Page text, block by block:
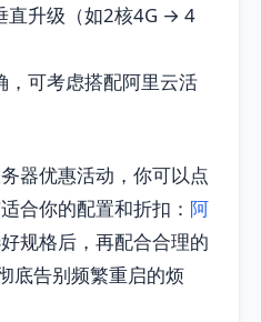
直升级（如2核4G → 4
，可考虑搭配阿里云活
器优惠活动，你可以点
合你的配置和折扣： 阿
规格后，再配合合理的
底告别频繁重启的烦